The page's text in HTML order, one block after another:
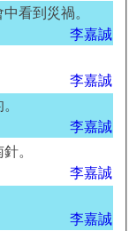
看到災禍。
李嘉誠
李嘉誠
李嘉誠
。
李嘉誠
李嘉誠